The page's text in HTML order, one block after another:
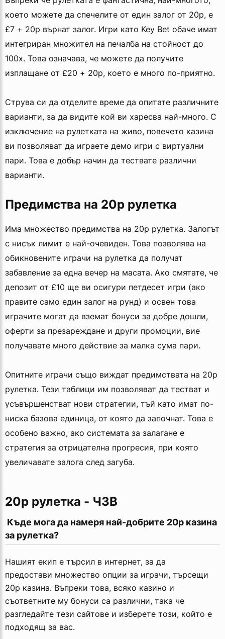
което можете да спечелите от един залог от 20p, е
£7 + 20p върнат залог. Игри като Key Bet обаче имат
интегриран множител на печалба на стойност до
100x. Това означава, че можете да получите
изплащане от £20 + 20p, което е много по-приятно.
Струва си да отделите време да опитате различните
варианти, за да видите кой ви харесва най-много. С
изключение на рулетката на живо, повечето казина
ви позволяват да играете демо игри с виртуални
пари. Това е добър начин да тествате различни
варианти.
Предимства на 20p рулетка
Има множество предимства на 20p рулетка. Залогът
с нисък лимит е най-очевиден. Това позволява на
обикновените играчи на рулетка да получат
забавление за една вечер на масата. Ако смятате, че
депозит от £10 ще ви осигури петдесет игри (ако
правите само един залог на рунд) и освен това
играчите могат да вземат бонуси за добре дошли,
оферти за презареждане и други промоции, вие
получавате много действие за малка сума пари.
Опитните играчи също виждат предимствата на 20p
рулетка. Тези таблици им позволяват да тестват и
усъвършенстват нови стратегии, тъй като имат по-
ниска базова единица, от която да започнат. Това е
особено важно, ако системата за залагане е
стратегия за отрицателна прогресия, при която
увеличавате залога след загуба.
20p рулетка - ЧЗВ
Къде мога да намеря най-добрите 20p казина
за рулетка?
Нашият екип е търсил в интернет, за да
предостави множество опции за играчи, търсещи
20p казина. Въпреки това, всяко казино и
съответните му бонуси са различни, така че
разгледайте тези сайтове и изберете този, който е
подходящ за вас.